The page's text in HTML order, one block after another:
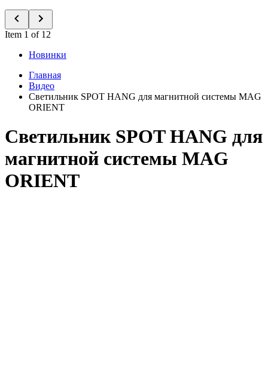
Item 1 of 12
Новинки
Главная
Видео
Светильник SPOT HANG для магнитной системы MAG
ORIENT
Светильник SPOT HANG для
магнитной системы MAG
ORIENT